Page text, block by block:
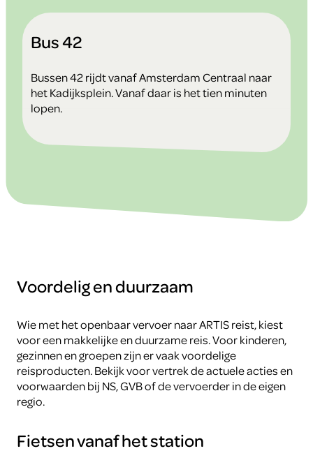
Bus 42
Bussen 42 rijdt vanaf Amsterdam Centraal naar
het Kadijksplein. Vanaf daar is het tien minuten
lopen.
Voordelig en duurzaam
Wie met het openbaar vervoer naar ARTIS reist, kiest
voor een makkelijke en duurzame reis. Voor kinderen,
gezinnen en groepen zijn er vaak voordelige
reisproducten. Bekijk voor vertrek de actuele acties en
voorwaarden bij NS, GVB of de vervoerder in de eigen
regio.
Fietsen vanaf het station